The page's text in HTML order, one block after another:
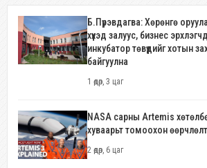
Б.Пүрэвдагва: Хөрөнгө
хүүхэд залуус, бизнес
инкубатор төвүүдийг хотын
байгуулна
1 өдөр, 3 цаг
NASA сарны Artemis
хуваарьт томоохон
2 өдөр, 6 цаг